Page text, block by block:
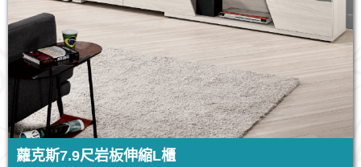
蘿克斯7.9尺岩板伸縮L櫃